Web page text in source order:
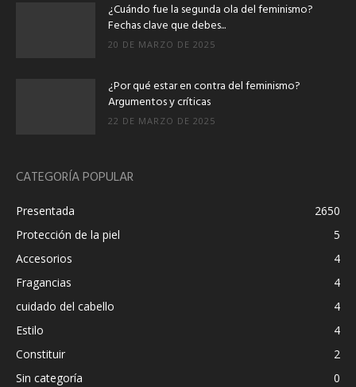
¿Cuándo fue la segunda ola del feminismo?
Fechas clave que debes...
20 DE MARZO DE 2025
¿Por qué estar en contra del feminismo?
Argumentos y críticas
22 DE MARZO DE 2025
CATEGORÍA POPULAR
Presentada
2650
Protección de la piel
5
Accesorios
4
Fragancias
4
cuidado del cabello
4
Estilo
4
Constituir
2
Sin categoría
0